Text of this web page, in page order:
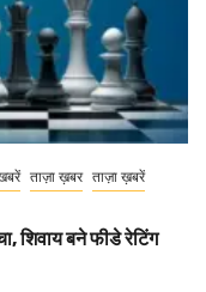
ताज़ा ख़बर ताज़ा ख़बरें
शिवाय बने फीडे रेटिंग